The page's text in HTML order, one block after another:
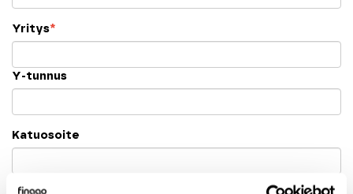
Yritys*
Y-tunnus
Katuosoite